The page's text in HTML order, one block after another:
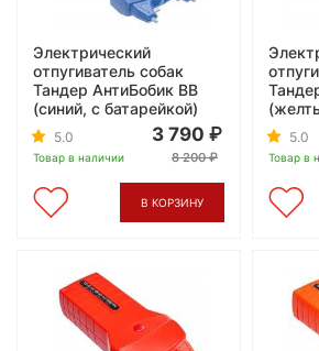
Электрический
отпугиватель собак
Тандер АнтиБобик BB
(синий, с батарейкой)
5.0
Товар в наличии
3 790
8 200
В КОРЗИНУ
5.0
Товар в